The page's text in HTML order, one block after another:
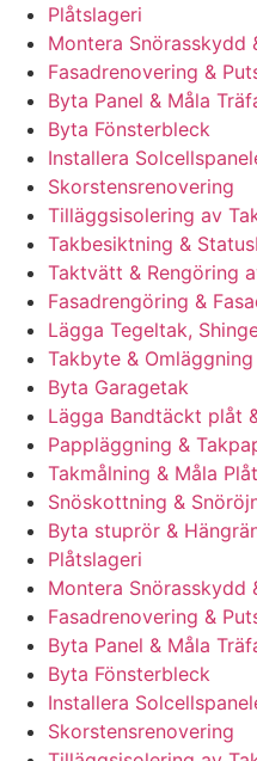
Plåtslageri
Montera Snörasskydd
Fasadrenovering &
Byta Panel & Måla
Byta Fönsterbleck
Installera
Skorstensrenovering
Tilläggsisolering av
Takbesiktning &
Taktvätt & Rengöring
Fasadrengöring &
Lägga Tegeltak,
Takbyte &
Byta Garagetak
Lägga Bandtäckt plåt
Pappläggning &
Takmålning & Måla
Snöskottning &
Byta stuprör &
Plåtslageri
Montera Snörasskydd
Fasadrenovering &
Byta Panel & Måla
Byta Fönsterbleck
Installera
Skorstensrenovering